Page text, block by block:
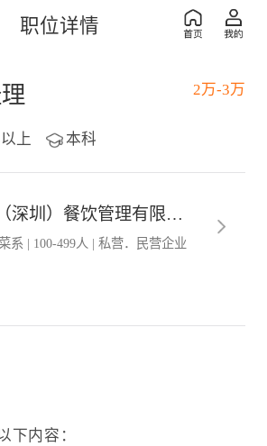
职位详情
2万-3万
上 本科
泷盈（深圳）餐饮管理有限公司
系 | 100-499人 | 私营．民营企业
下内容：